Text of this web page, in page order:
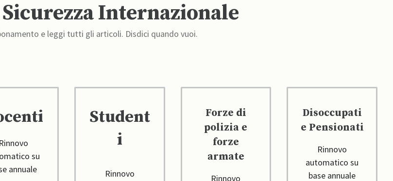
Internazionale
e leggi tutti gli articoli. Disdici quando vuoi.
Rinnovo
su
annuale
Student
i
Rinnovo
Forze di
polizia e
forze
armate
Rinnovo
Disoccupati
e Pensionati
Rinnovo
automatico su
base annuale